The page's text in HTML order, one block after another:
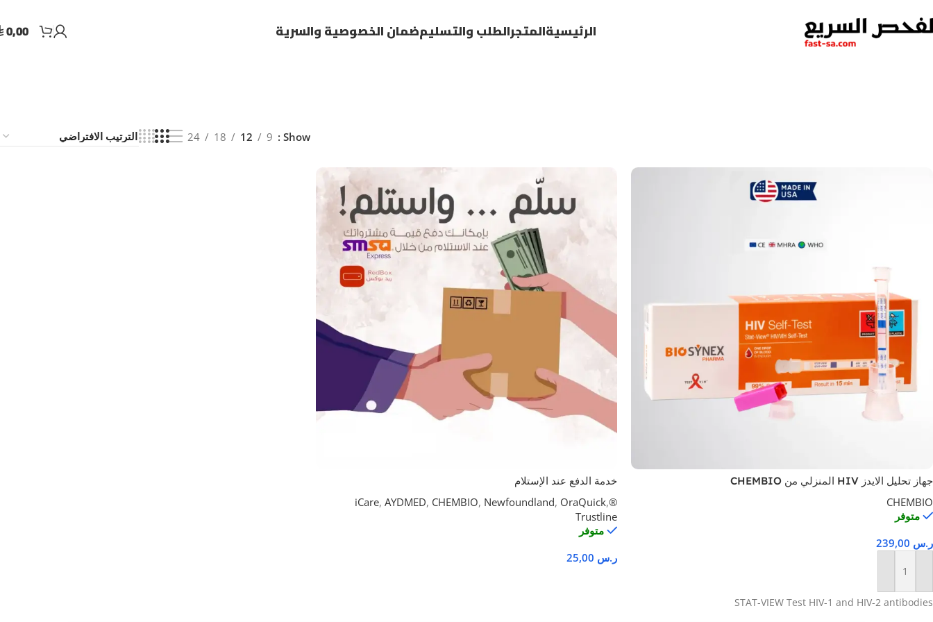
الرئيسيةالمتجرالطلب والتسليمضمان الخصوصية والسرية 0,00
Show
9
12
18
24
جهاز تحليل الايدز HIV المنزلي من CHEMBIO
CHEMBIO
متوفر
ر.س
إضافة إلى السلة
STAT-VIEW Test HIV-1 and HIV-2 antibodies
خدمة الدفع عند الإستلام
®iCare
, AYDMED, CHEMBIO, Newfoundland, OraQuick,
Trustline
متوفر
ر.س